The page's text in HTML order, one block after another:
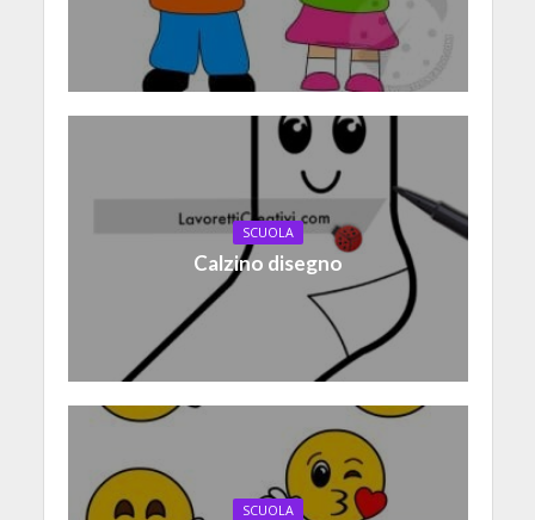
SCUOLA
Calzino disegno
SCUOLA